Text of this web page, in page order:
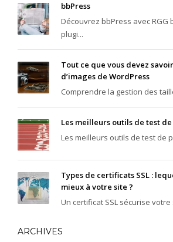
bbPress
Découvrez bbPress avec RGG
plugi...
Tout ce que vous devez
d’images de WordPress
Comprendre la gestion des
Les meilleurs outils de test
Les meilleurs outils de test de
Types de certificats SSL :
mieux à votre site ?
Un certificat SSL sécurise votre
ARCHIVES